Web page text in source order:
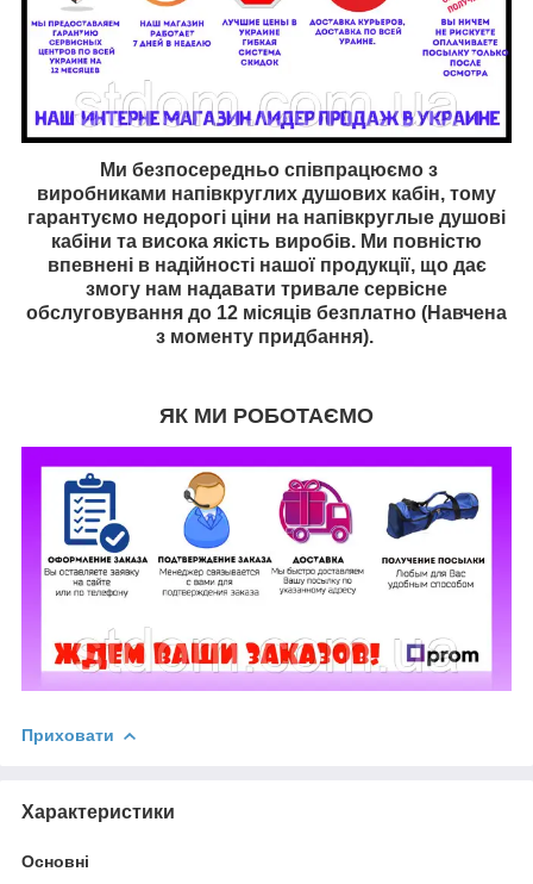
Ми безпосередньо співпрацюємо з
виробниками напівкруглих душових кабін, тому
гарантуємо недорогі ціни на напівкруглые душові
кабіни та висока якість виробів. Ми повністю
впевнені в надійності нашої продукції, що дає
змогу нам надавати тривале сервісне
обслуговування до 12 місяців безплатно (Навчена
з моменту придбання).
ЯК МИ РОБОТАЄМО
Приховати
Характеристики
Основні